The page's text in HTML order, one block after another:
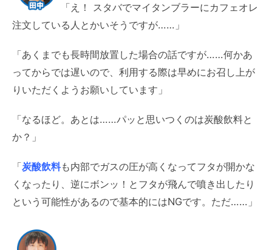
「え！ スタバでマイタンブラーにカフェオレ
注文している人とかいそうですが……」
「あくまでも長時間放置した場合の話ですが……何かあ
ってからでは遅いので、利用する際は早めにお召し上が
りいただくようお願いしています」
「なるほど。あとは……パッと思いつくのは炭酸飲料と
か？」
「炭酸飲料も内部でガスの圧が高くなってフタが開かな
くなったり、逆にボンッ！とフタが飛んで噴き出したり
という可能性があるので基本的にはNGです。ただ……」